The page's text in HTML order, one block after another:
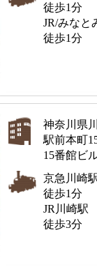
徒歩1分
JR/みなと
徒歩1分
神奈川県
駅前本町
15番館ビ
京急川崎
徒歩1分
JR川崎駅
徒歩3分